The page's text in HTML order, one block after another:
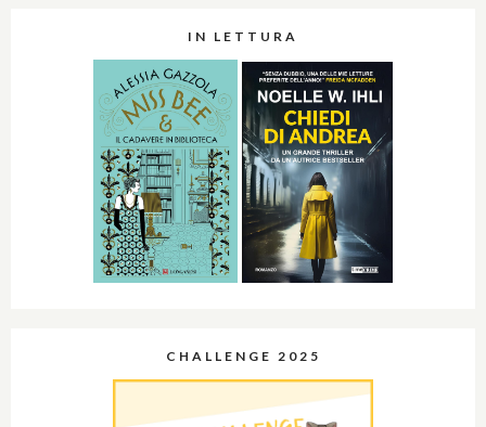
IN LETTURA
CHALLENGE 2025